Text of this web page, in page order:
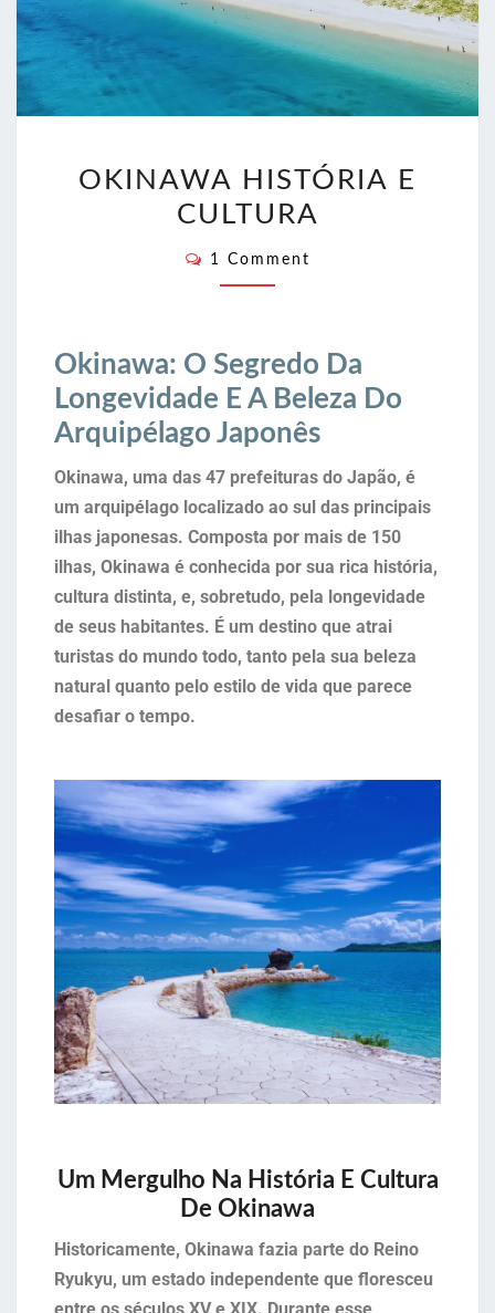
OKINAWA HISTÓRIA E
CULTURA
1 Comment
Okinawa: O Segredo Da
Longevidade E A Beleza Do
Arquipélago Japonês
Okinawa, uma das 47 prefeituras do Japão, é
um arquipélago localizado ao sul das principais
ilhas japonesas. Composta por mais de 150
ilhas, Okinawa é conhecida por sua rica história,
cultura distinta, e, sobretudo, pela longevidade
de seus habitantes. É um destino que atrai
turistas do mundo todo, tanto pela sua beleza
natural quanto pelo estilo de vida que parece
desafiar o tempo.
Um Mergulho Na História E Cultura
De Okinawa
Historicamente, Okinawa fazia parte do Reino
Ryukyu, um estado independente que floresceu